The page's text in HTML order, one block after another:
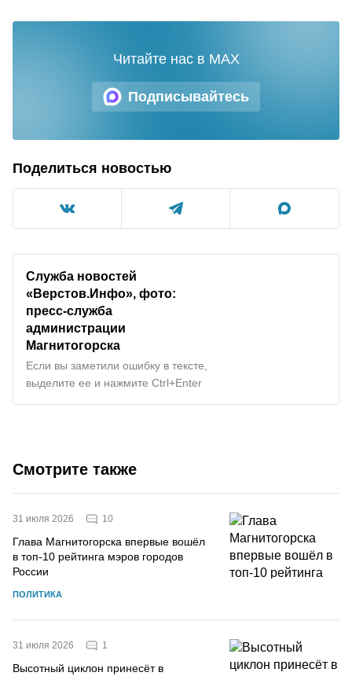
Подписывайтесь
Читайте нас в MAX
Поделиться новостью
Служба новостей
«Верстов.Инфо», фото:
пресс-служба
администрации
Магнитогорска
Если вы заметили ошибку в тексте,
выделите ее и нажмите Ctrl+Enter
Смотрите также
31 июля 2026 10
Глава Магнитогорска впервые вошёл
в топ-10 рейтинга мэров городов
России
ПОЛИТИКА
31 июля 2026 1
Высотный циклон принесёт в